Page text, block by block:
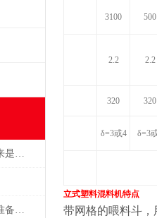
氧化锆三辊研磨机研磨过程原来是这样的
太空泥捏合机使用前要做哪些准备工作？
3100 500
2.2 2.2
320 320
δ=3或4 δ=3
立式塑料混料机特点
带网格的喂料斗